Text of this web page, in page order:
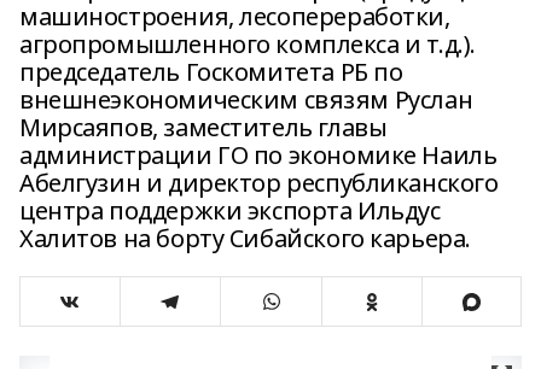
машиностроения, лесопереработки,
агропромышленного комплекса и т.д.).
председатель Госкомитета РБ по
внешнеэкономическим связям Руслан
Мирсаяпов, заместитель главы
администрации ГО по экономике Наиль
Абелгузин и директор республиканского
центра поддержки экспорта Ильдус
Халитов на борту Сибайского карьера.